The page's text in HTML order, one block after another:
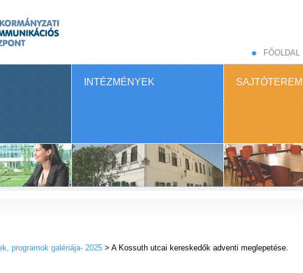
FŐOLDAL
INTÉZMÉNYEK SAJTÓTEREM
programok galériája- 2025 > A Kossuth utcai kereskedők adventi meglepetése.